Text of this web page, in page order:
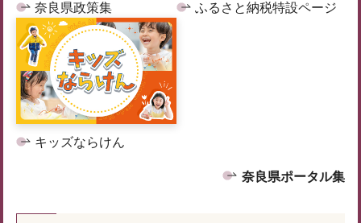
奈良県政策集 ふるさと納税特設ページ
キッズならけん
奈良県ポータル集